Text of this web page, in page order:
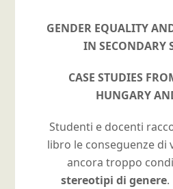
GENDER EQUALITY
IN SECONDARY
CASE STUDIES
HUNGARY
Studenti e docenti
libro le conseguenze di
ancora troppo
stereotipi di genere.